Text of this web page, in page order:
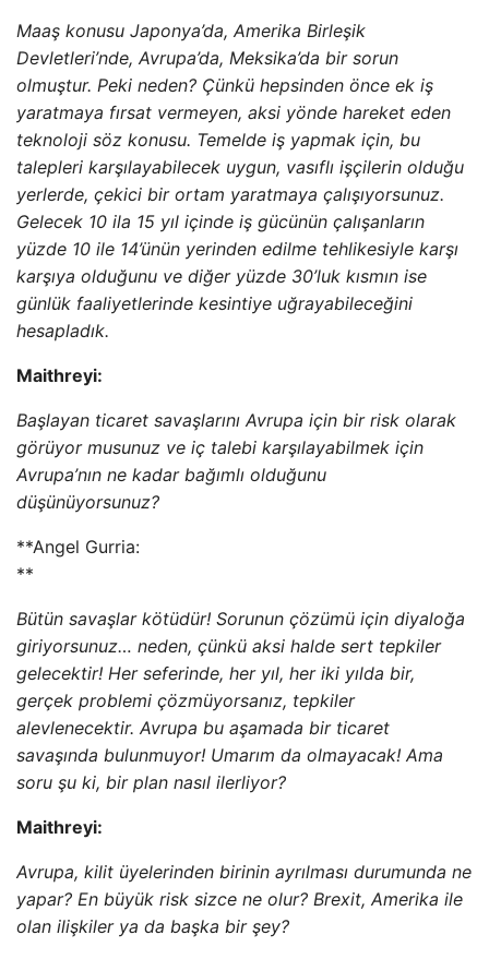
Maaş konusu Japonya’da, Amerika Birleşik
Devletleri’nde, Avrupa’da, Meksika’da bir sorun
olmuştur. Peki neden? Çünkü hepsinden önce ek iş
yaratmaya fırsat vermeyen, aksi yönde hareket eden
teknoloji söz konusu. Temelde iş yapmak için, bu
talepleri karşılayabilecek uygun, vasıflı işçilerin olduğu
yerlerde, çekici bir ortam yaratmaya çalışıyorsunuz.
Gelecek 10 ila 15 yıl içinde iş gücünün çalışanların
yüzde 10 ile 14’ünün yerinden edilme tehlikesiyle karşı
karşıya olduğunu ve diğer yüzde 30’luk kısmın ise
günlük faaliyetlerinde kesintiye uğrayabileceğini
hesapladık.
Maithreyi:
Başlayan ticaret savaşlarını Avrupa için bir risk olarak
görüyor musunuz ve iç talebi karşılayabilmek için
Avrupa’nın ne kadar bağımlı olduğunu
düşünüyorsunuz?
**Angel Gurria:
**
Bütün savaşlar kötüdür! Sorunun çözümü için diyaloğa
giriyorsunuz… neden, çünkü aksi halde sert tepkiler
gelecektir! Her seferinde, her yıl, her iki yılda bir,
gerçek problemi çözmüyorsanız, tepkiler
alevlenecektir. Avrupa bu aşamada bir ticaret
savaşında bulunmuyor! Umarım da olmayacak! Ama
soru şu ki, bir plan nasıl ilerliyor?
Maithreyi:
Avrupa, kilit üyelerinden birinin ayrılması durumunda ne
yapar? En büyük risk sizce ne olur? Brexit, Amerika ile
olan ilişkiler ya da başka bir şey?